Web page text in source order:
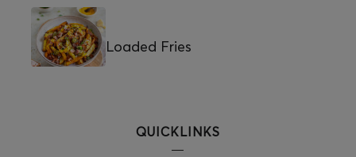
Loaded Fries
QUICKLINKS